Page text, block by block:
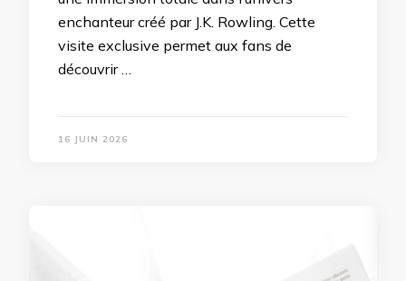
enchanteur créé par J.K. Rowling. Cette
visite exclusive permet aux fans de
découvrir …
16 JUIN 2026